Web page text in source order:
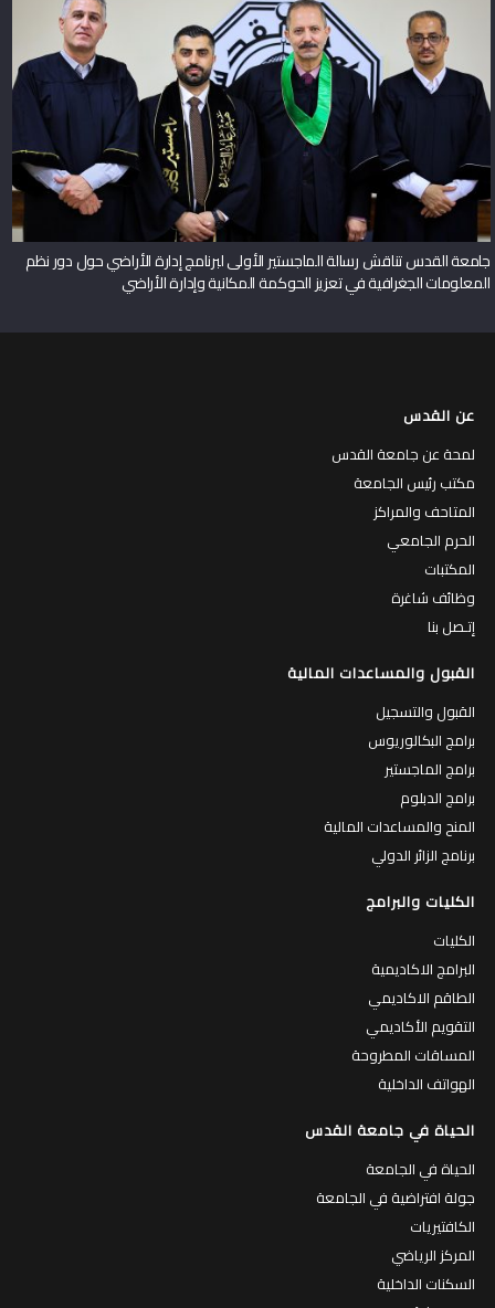
جامعة القدس تناقش رسالة الماجستير الأولى لبرنامج إدارة الأراضي حول دور نظم
المعلومات الجغرافية في تعزيز الحوكمة المكانية وإدارة الأراضي
عن القدس
لمحة عن جامعة القدس
مكتب رئيس الجامعة
المتاحف والمراكز
الحرم الجامعي
المكتبات
وظائف شاغرة
إتـصل بنا
القبول والمساعدات المالية
القبول والتسجيل
برامج البكالوريوس
برامج الماجستير
برامج الدبلوم
المنح والمساعدات المالية
برنامج الزائر الدولي
الكليات والبرامج
الكليات
البرامج الاكاديمية
الطاقم الاكاديمي
التقويم الأكاديمي
المساقات المطروحة
الهواتف الداخلية
الحياة في جامعة القدس
الحياة في الجامعة
جولة افتراضية في الجامعة
الكافتيريات
المركز الرياضي
السكنات الداخلية